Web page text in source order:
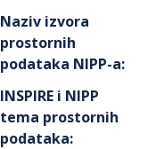
Naziv izvora
prostornih
podataka NIPP-a:
INSPIRE i NIPP
tema prostornih
podataka: